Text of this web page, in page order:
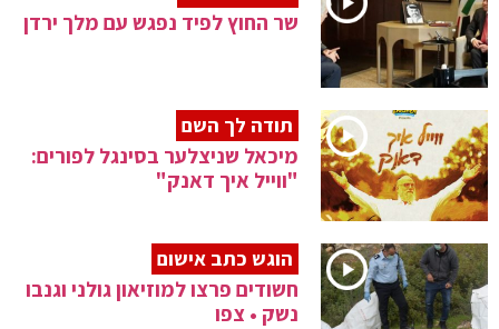
שר החוץ לפיד נפגש עם מלך ירדן
תודה לך השם
מיכאל שניצלער בסינגל לפורים:
"ווייל איך דאנק"
הוגש כתב אישום
חשודים פרצו למוזיאון גולני וגנבו
נשק • צפו